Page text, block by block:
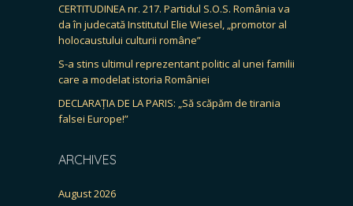
CERTITUDINEA nr. 217. Partidul S.O.S. România va
da în judecată Institutul Elie Wiesel, „promotor al
holocaustului culturii române”
S-a stins ultimul reprezentant politic al unei familii
care a modelat istoria României
DECLARAȚIA DE LA PARIS: „Să scăpăm de tirania
falsei Europe!”
ARCHIVES
August 2026